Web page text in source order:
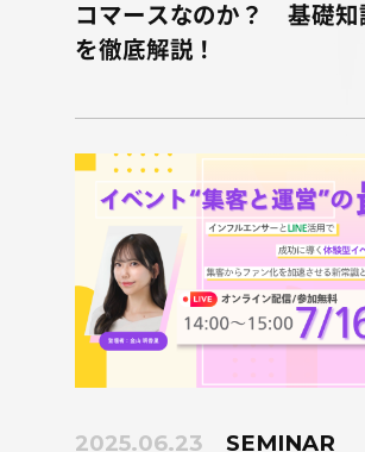
コマースなのか？ 基礎知
を徹底解説！
2025.06.23 SEMINAR